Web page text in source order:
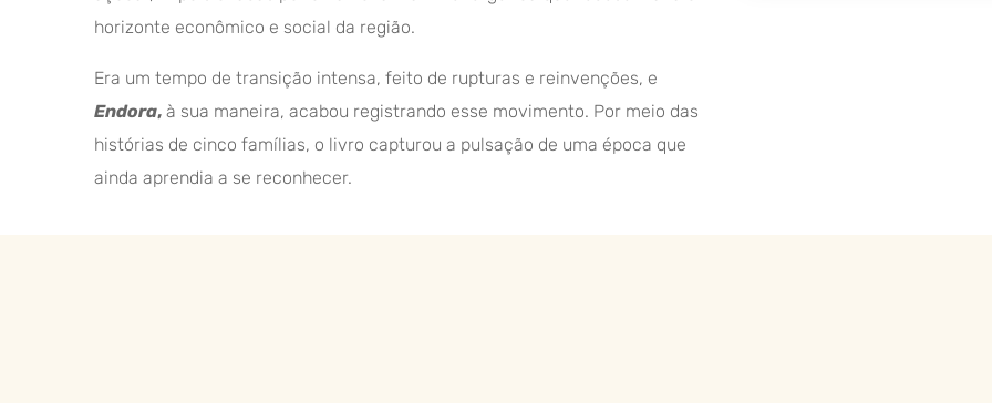
horizonte econômico e social da região.
Era um tempo de transição intensa, feito de rupturas e reinvenções, e
Endora, à sua maneira, acabou registrando esse movimento. Por meio das
histórias de cinco famílias, o livro capturou a pulsação de uma época que
ainda aprendia a se reconhecer.